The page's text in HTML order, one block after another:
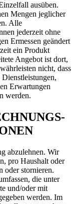
ausüben.
Mengen jeglicher
Alle
jederzeit ohne
Ermessen geändert
ein Produkt
Angebot ist dort,
nicht, dass
Erwartungen
werden.
abzulehnen. Wir
pro Haushalt oder
oder stornieren.
die unter
und/oder mit
werden. Im